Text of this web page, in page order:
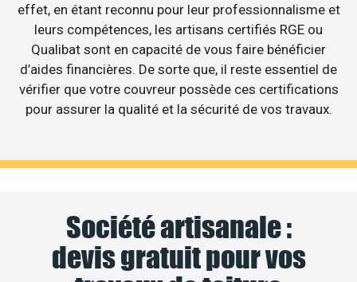
effet, en étant reconnu pour leur professionnalisme et
leurs compétences, les artisans certifiés RGE ou
Qualibat sont en capacité de vous faire bénéficier
d’aides financières. De sorte que, il reste essentiel de
vérifier que votre couvreur possède ces certifications
pour assurer la qualité et la sécurité de vos travaux.
Société artisanale :
devis gratuit pour vos